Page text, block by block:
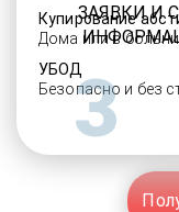
Купирование
Дома или в
УБОД
Безопасно и без
ЗАЯВКИ И
3